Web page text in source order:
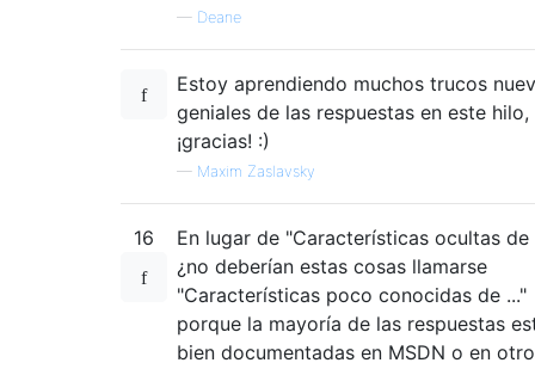
— Deane
Estoy aprendiendo muchos trucos
geniales de las respuestas en este hilo,
¡gracias! :)
— Maxim Zaslavsky
16
En lugar de "Características ocultas de
¿no deberían estas cosas llamarse
"Características poco conocidas de ..."
porque la mayoría de las respuestas
bien documentadas en MSDN o en